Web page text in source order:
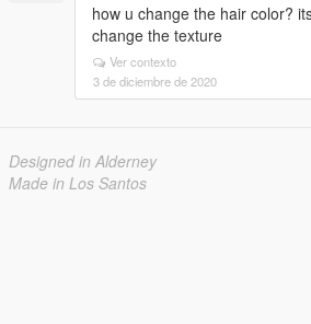
how u change the hair color?
change the texture
Ver contexto
3 de diciembre de 2020
Designed in Alderney
Made in Los Santos